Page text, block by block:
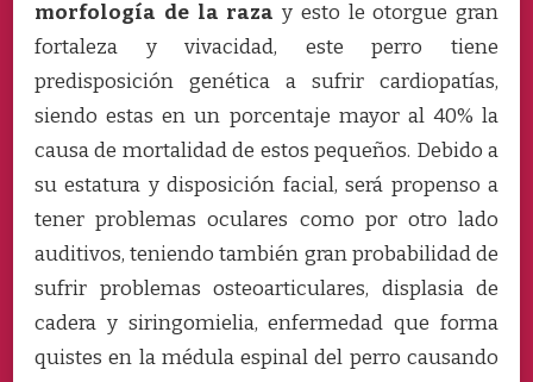
morfología de la raza y esto le otorgue gran
fortaleza y vivacidad, este perro tiene
predisposición genética a sufrir cardiopatías,
siendo estas en un porcentaje mayor al 40% la
causa de mortalidad de estos pequeños. Debido a
su estatura y disposición facial, será propenso a
tener problemas oculares como por otro lado
auditivos, teniendo también gran probabilidad de
sufrir problemas osteoarticulares, displasia de
cadera y siringomielia, enfermedad que forma
quistes en la médula espinal del perro causando